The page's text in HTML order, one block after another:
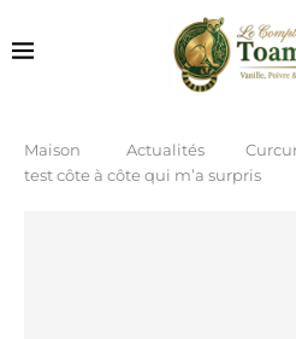
Maison Actualités
test côte à côte qui m’a surpris